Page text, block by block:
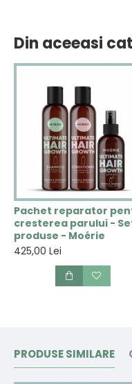
Din aceeasi
Pachet reparator
cresterea parului -
produse - Moérie
425,00 Lei
PRODUSE SIMILARE